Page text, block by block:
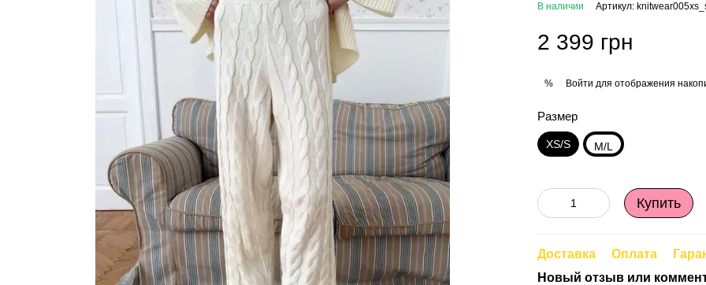
В наличии Артикул:
2 399 грн
% Войти для отображения
Размер
XS/S M/L
Купить
Доставка Оплата
Новый отзыв или